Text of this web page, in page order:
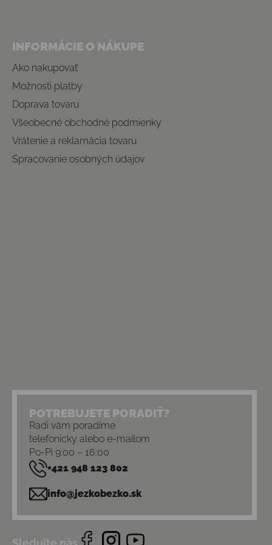
INFORMÁCIE O NÁKUPE
Ako nakupovať
Možnosti platby
Doprava tovaru
Všeobecné obchodné podmienky
Vrátenie a reklamácia tovaru
Spracovanie osobných údajov
POTREBUJETE PORADIŤ?
Radi vám poradíme
telefonicky alebo e-mailom
Po-Pi 9:00 – 16:00
+421 948 123 802
info@jezkobezko.sk